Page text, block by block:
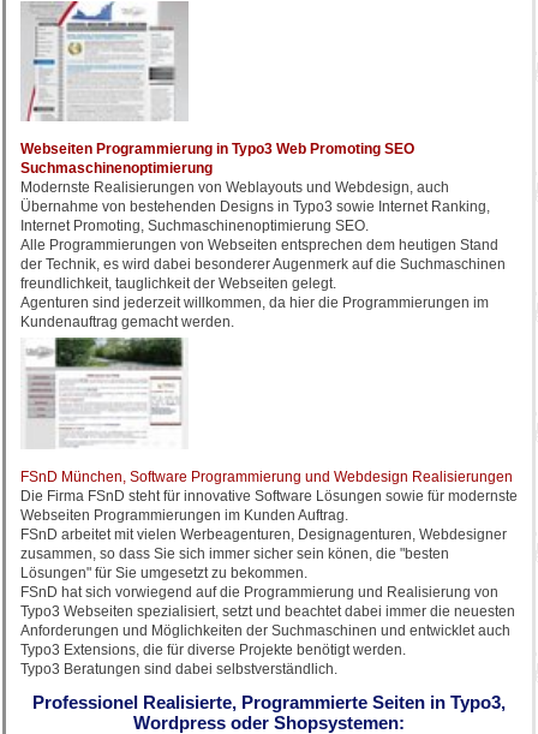
Webseiten Programmierung in Typo3 Web Promoting SEO
Suchmaschinenoptimierung
Modernste Realisierungen von Weblayouts und Webdesign, auch
Übernahme von bestehenden Designs in Typo3 sowie Internet Ranking,
Internet Promoting, Suchmaschinenoptimierung SEO.
Alle Programmierungen von Webseiten entsprechen dem heutigen Stand
der Technik, es wird dabei besonderer Augenmerk auf die Suchmaschinen
freundlichkeit, tauglichkeit der Webseiten gelegt.
Agenturen sind jederzeit willkommen, da hier die Programmierungen im
Kundenauftrag gemacht werden.
FSnD München, Software Programmierung und Webdesign Realisierungen
Die Firma FSnD steht für innovative Software Lösungen sowie für modernste
Webseiten Programmierungen im Kunden Auftrag.
FSnD arbeitet mit vielen Werbeagenturen, Designagenturen, Webdesigner
zusammen, so dass Sie sich immer sicher sein könen, die "besten
Lösungen" für Sie umgesetzt zu bekommen.
FSnD hat sich vorwiegend auf die Programmierung und Realisierung von
Typo3 Webseiten spezialisiert, setzt und beachtet dabei immer die neuesten
Anforderungen und Möglichkeiten der Suchmaschinen und entwicklet auch
Typo3 Extensions, die für diverse Projekte benötigt werden.
Typo3 Beratungen sind dabei selbstverständlich.
Professionel Realisierte, Programmierte Seiten in Typo3,
Wordpress oder Shopsystemen: